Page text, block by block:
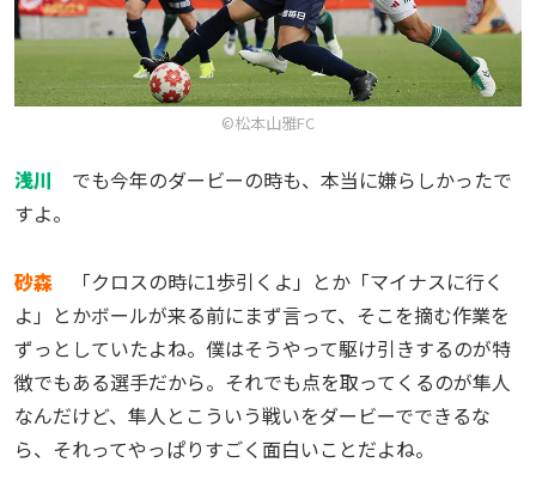
©松本山雅FC
浅川 でも今年のダービーの時も、本当に嫌らしかったで
すよ。
砂森 「クロスの時に1歩引くよ」とか「マイナスに行く
よ」とかボールが来る前にまず言って、そこを摘む作業を
ずっとしていたよね。僕はそうやって駆け引きするのが特
徴でもある選手だから。それでも点を取ってくるのが隼人
なんだけど、隼人とこういう戦いをダービーでできるな
ら、それってやっぱりすごく面白いことだよね。